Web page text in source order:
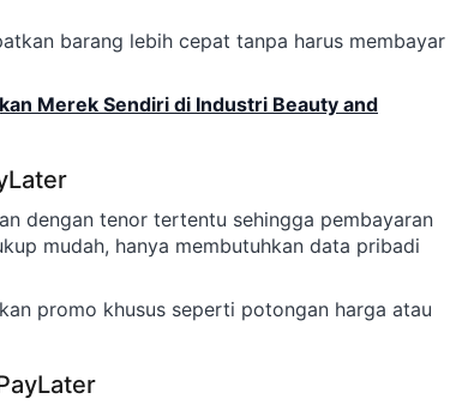
barang lebih cepat tanpa harus membayar
Merek Sendiri di Industri Beauty and
dengan tenor tertentu sehingga pembayaran
mudah, hanya membutuhkan data pribadi
promo khusus seperti potongan harga atau